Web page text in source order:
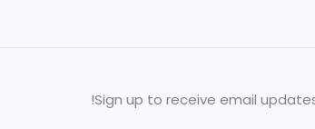
Sign up to receive email